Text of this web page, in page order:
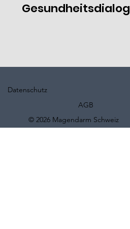
Gesundheitsdialog
© 2026 Magendarm Schweiz
AGB
Datenschutz